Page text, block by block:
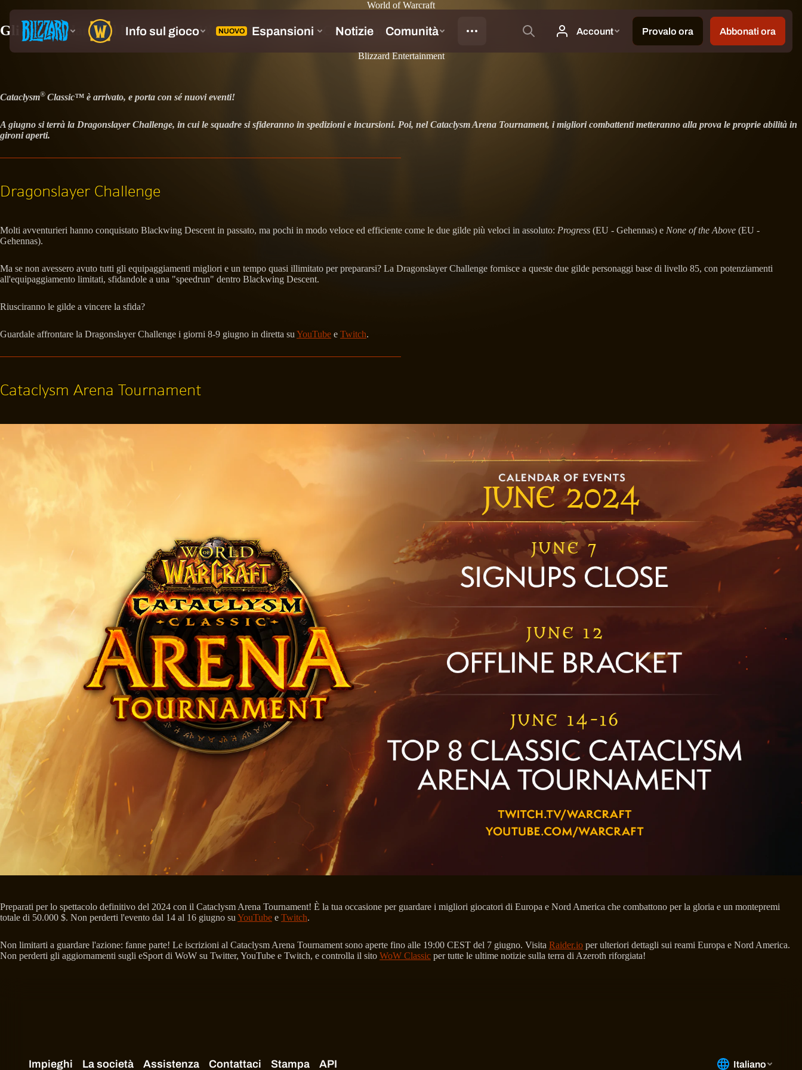
World of Warcraft
Gli eSport danno il benvenuto a World of Warcraft: Cataclysm Classic
Blizzard Entertainment
Cataclysm® Classic™ è arrivato, e porta con sé nuovi eventi!
A giugno si terrà la Dragonslayer Challenge, in cui le squadre si sfideranno in spedizioni e incursioni. Poi, nel Cataclysm Arena Tournament, i migliori combattenti metteranno alla prova le proprie abilità in
gironi aperti.
Dragonslayer Challenge
Molti avventurieri hanno conquistato Blackwing Descent in passato, ma pochi in modo veloce ed efficiente come le due gilde più veloci in assoluto: Progress (EU - Gehennas) e None of the Above (EU -
Gehennas).
Ma se non avessero avuto tutti gli equipaggiamenti migliori e un tempo quasi illimitato per prepararsi? La Dragonslayer Challenge fornisce a queste due gilde personaggi base di livello 85, con potenziamenti
all'equipaggiamento limitati, sfidandole a una "speedrun" dentro Blackwing Descent.
Riusciranno le gilde a vincere la sfida?
Guardale affrontare la Dragonslayer Challenge i giorni 8-9 giugno in diretta su YouTube e Twitch.
Cataclysm Arena Tournament
Preparati per lo spettacolo definitivo del 2024 con il Cataclysm Arena Tournament! È la tua occasione per guardare i migliori giocatori di Europa e Nord America che combattono per la gloria e un montepremi
totale di 50.000 $. Non perderti l'evento dal 14 al 16 giugno su YouTube e Twitch.
Non limitarti a guardare l'azione: fanne parte! Le iscrizioni al Cataclysm Arena Tournament sono aperte fino alle 19:00 CEST del 7 giugno. Visita Raider.io per ulteriori dettagli sui reami Europa e Nord America.
Non perderti gli aggiornamenti sugli eSport di WoW su Twitter, YouTube e Twitch, e controlla il sito WoW Classic per tutte le ultime notizie sulla terra di Azeroth riforgiata!